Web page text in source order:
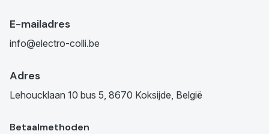
E-mailadres
info@electro-colli.be
Adres
Lehoucklaan 10 bus 5, 8670 Koksijde, België
Betaalmethoden